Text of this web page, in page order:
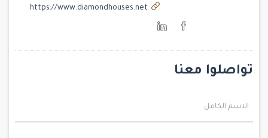
تواصلوا معنا